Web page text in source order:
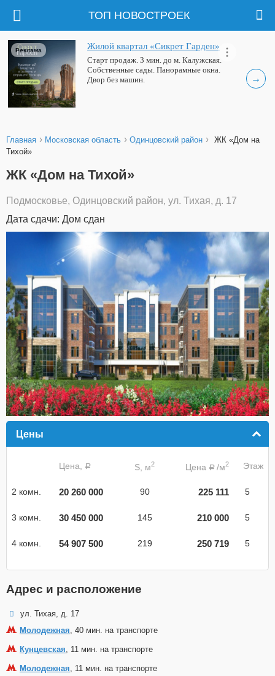
ТОП НОВОСТРОЕК
→
Жилой квартал «Сикрет Гарден»
Старт продаж. 3 мин. до м. Калужская.
Собственные сады. Панорамные окна.
Двор без машин.
Реклама
Главная › Московская область › Одинцовский район › ЖК «Дом на
Тихой»
ЖК «Дом на Тихой»
Подмосковье, Одинцовский район, ул. Тихая, д. 17
Дата сдачи: Дом сдан
Цены
Цена, a S, м2 Цена a /м2 Этаж
2 комн. 20 260 000 90 225 111 5
3 комн. 30 450 000 145 210 000 5
4 комн. 54 907 500 219 250 719 5
Адрес и расположение
ул. Тихая, д. 17
Молодежная, 40 мин. на транспорте
Кунцевская, 11 мин. на транспорте
Молодежная, 11 мин. на транспорте